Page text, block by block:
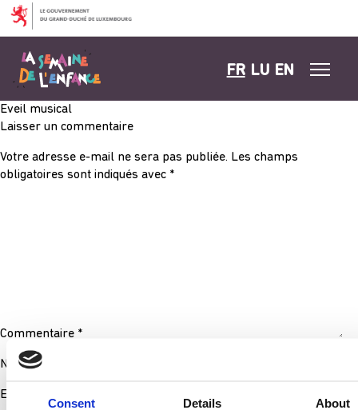
Consent Details About
Aller au contenu
FR LU EN
Eveil musical
Laisser un commentaire
Votre adresse e-mail ne sera pas publiée. Les champs
obligatoires sont indiqués avec *
Commentaire *
Nom*
E-mail